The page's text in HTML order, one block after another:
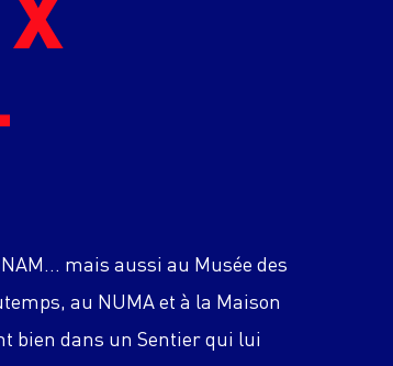
mais aussi au Musée des
au NUMA et à la Maison
bien dans un Sentier qui lui